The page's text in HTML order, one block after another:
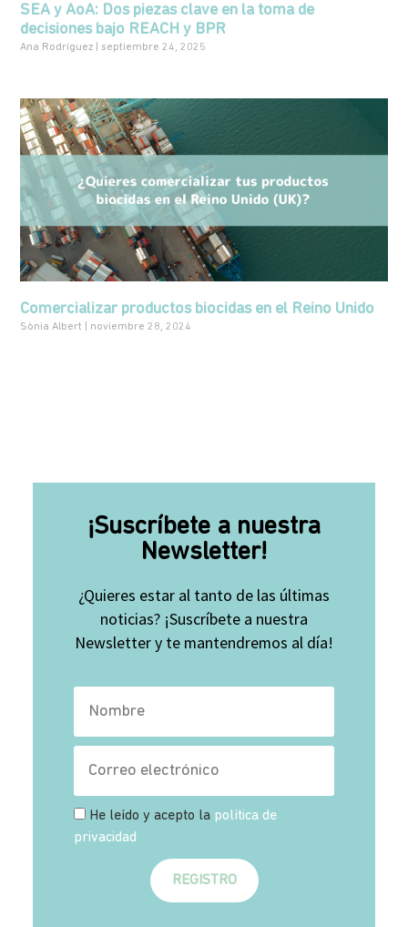
SEA y AoA: Dos piezas clave en la toma de
decisiones bajo REACH y BPR
Ana Rodríguez septiembre 24, 2025
Comercializar productos biocidas en el Reino Unido
Sònia Albert noviembre 28, 2024
¡Suscríbete a nuestra
Newsletter!
¿Quieres estar al tanto de las últimas
noticias? ¡Suscríbete a nuestra
Newsletter y te mantendremos al día!
He leído y acepto la política de
privacidad
REGISTRO